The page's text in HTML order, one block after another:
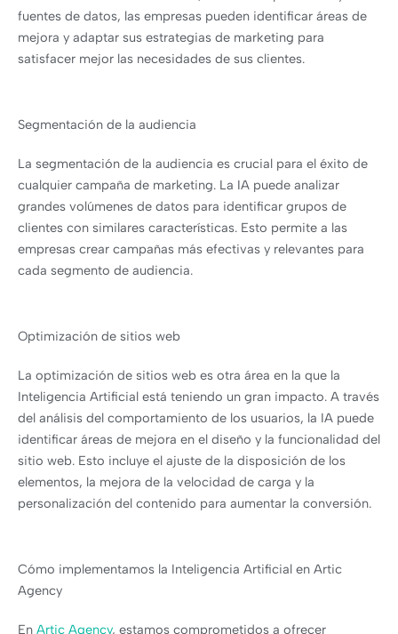
fuentes de datos, las empresas pueden identificar áreas de
mejora y adaptar sus estrategias de marketing para
satisfacer mejor las necesidades de sus clientes.
Segmentación de la audiencia
La segmentación de la audiencia es crucial para el éxito de
cualquier campaña de marketing. La IA puede analizar
grandes volúmenes de datos para identificar grupos de
clientes con similares características. Esto permite a las
empresas crear campañas más efectivas y relevantes para
cada segmento de audiencia.
Optimización de sitios web
La optimización de sitios web es otra área en la que la
Inteligencia Artificial está teniendo un gran impacto. A través
del análisis del comportamiento de los usuarios, la IA puede
identificar áreas de mejora en el diseño y la funcionalidad del
sitio web. Esto incluye el ajuste de la disposición de los
elementos, la mejora de la velocidad de carga y la
personalización del contenido para aumentar la conversión.
Cómo implementamos la Inteligencia Artificial en Artic
Agency
En Artic Agency, estamos comprometidos a ofrecer